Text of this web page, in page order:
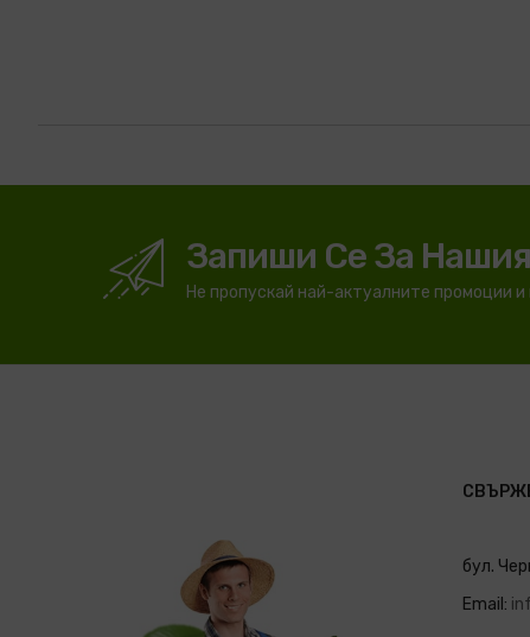
Запиши Се За
Не пропускай най-актуалните промоции
бул.
Email: